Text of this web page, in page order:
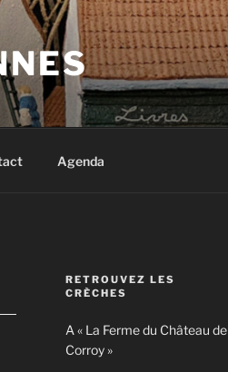
Agenda
RETROUVEZ LES
CRÈCHES
A « La Ferme du Château de
Corroy »